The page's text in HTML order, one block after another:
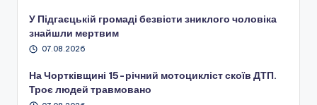
У Підгаєцькій громаді безвісти зниклого чоловіка
знайшли мертвим
07.08.2026
На Чортківщині 15-річний мотоцикліст скоїв ДТП.
Троє людей травмовано